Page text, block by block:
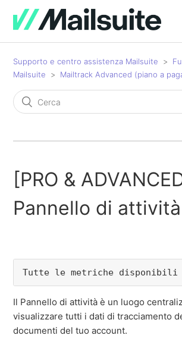
Supporto e centro assistenza Mailsuite
Mailsuite
Mailtrack Advanced (piano a
[PRO &
Pannello di attività
Tutte le metriche disponibili
Il Pannello di attività è un luogo
visualizzare tutti i dati di tracciamento
documenti del tuo account.